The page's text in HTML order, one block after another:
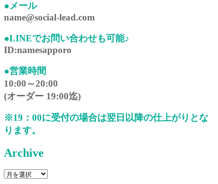
●メール
name@social-lead.com
●LINEでお問い合わせも可能♪
ID:namesapporo
●営業時間
10:00～20:00
(オーダー 19:00迄)
※19：00に受付の場合は翌日以降の仕上がりとな
ります。
Archive